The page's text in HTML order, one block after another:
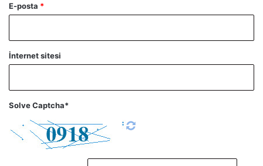
E-posta *
İnternet sitesi
Solve Captcha*